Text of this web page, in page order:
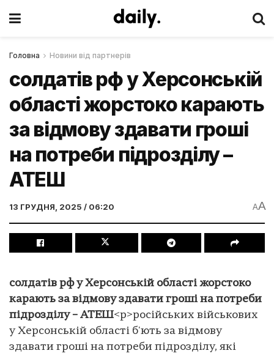
Головна Новини від партнерів
солдатів рф у Херсонській
області жорстоко карають
за відмову здавати гроші
на потреби підрозділу –
АТЕШ
13 ГРУДНЯ, 2025 / 06:20 AA
солдатів рф у Херсонській області жорстоко
карають за відмову здавати гроші на потреби
підрозділу – АТЕШ<p>російських військових
у Херсонській області б'ють за відмову
здавати гроші на потреби підрозділу, які